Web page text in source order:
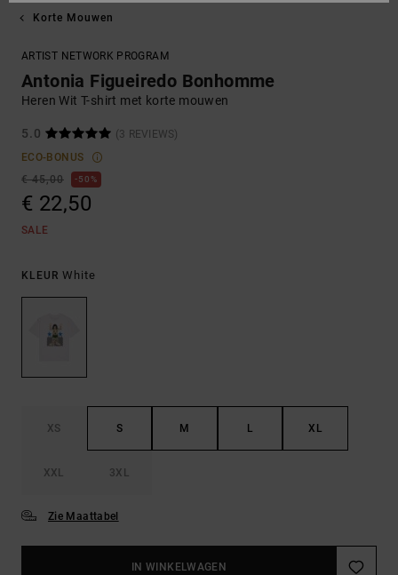
Korte Mouwen
ARTIST NETWORK PROGRAM
Antonia Figueiredo Bonhomme
Heren Wit T-shirt met korte mouwen
5.0
(3 REVIEWS)
ECO-BONUS
€ 45,00
50%
€ 22,50
SALE
KLEUR White
XS S M L XL
XXL 3XL
Zie Maattabel
IN WINKELWAGEN